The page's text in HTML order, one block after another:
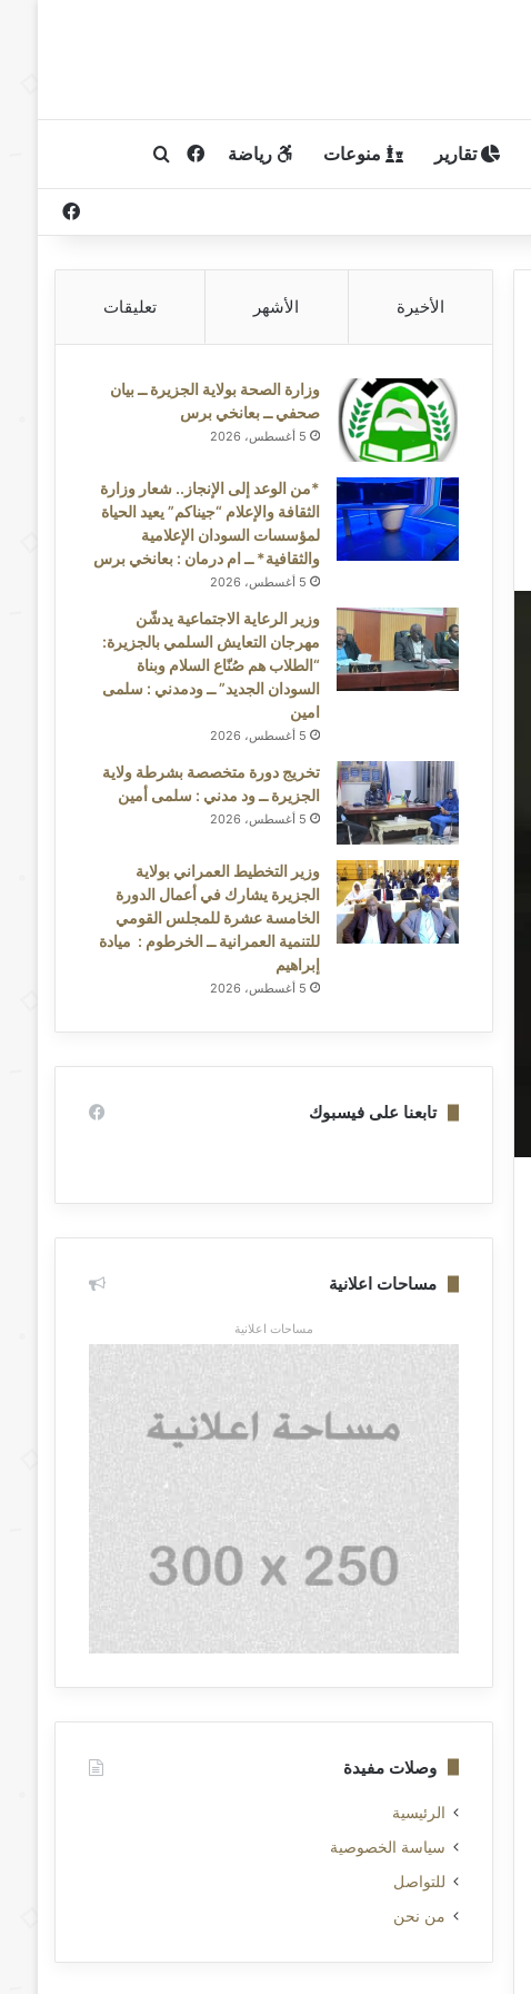
تقارير منوعات رياضة فيسبوكبحث عن
الأخيرة الأشهر تعليقات
وزارة الصحة بولاية الجزيرة ــ بيان
صحفي ــ بعانخي برس
5 أغسطس، 2026
*من الوعد إلى الإنجاز.. شعار وزارة
الثقافة والإعلام “جيناكم” يعيد الحياة
لمؤسسات السودان الإعلامية
والثقافية* ــ ام درمان : بعانخي برس
5 أغسطس، 2026
وزير الرعاية الاجتماعية يدشّن
مهرجان التعايش السلمي بالجزيرة:
“الطلاب هم صُنّاع السلام وبناة
السودان الجديد” ــ ودمدني : سلمى
امين
5 أغسطس، 2026
تخريج دورة متخصصة بشرطة ولاية
الجزيرة ــ ود مدني : سلمى أمين
5 أغسطس، 2026
وزير التخطيط العمراني بولاية
الجزيرة يشارك في أعمال الدورة
الخامسة عشرة للمجلس القومي
للتنمية العمرانية ــ الخرطوم : ميادة
إبراهيم
5 أغسطس، 2026
تابعنا على فيسبوك
مساحات اعلانية
مساحات اعلانية
وصلات مفيدة
الرئيسية
سياسة الخصوصية
للتواصل
من نحن